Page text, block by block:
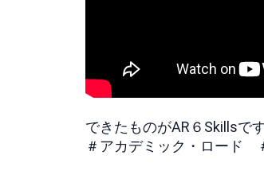
できたものがAR６Skillsで
＃アカデミック・ロード